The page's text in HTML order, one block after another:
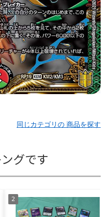
同じカテゴリの 商品を探す
グです